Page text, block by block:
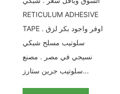
RETICULUM ADHESIVE
TAPE . اوفر واجود بكر لزق
سلوتيب مسلح شبكي
نسيجي في مصر . مصنع
سلوتيب جرين ستارز...